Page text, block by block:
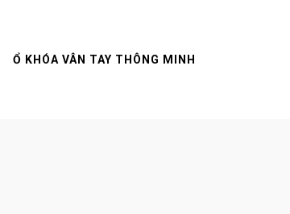
Ổ KHÓA VÂN TAY THÔNG MINH